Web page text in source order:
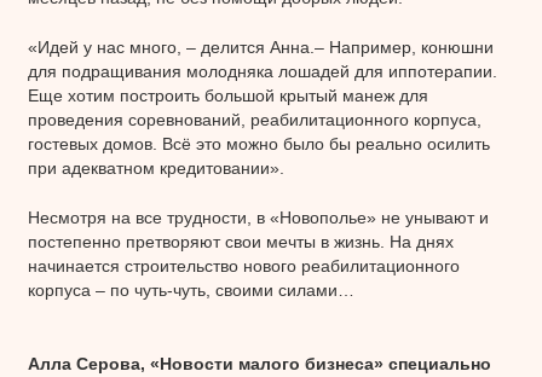
«Идей у нас много, – делится Анна.– Например, конюшни
для подращивания молодняка лошадей для иппотерапии.
Еще хотим построить большой крытый манеж для
проведения соревнований, реабилитационного корпуса,
гостевых домов. Всё это можно было бы реально осилить
при адекватном кредитовании».
Несмотря на все трудности, в «Новополье» не унывают и
постепенно претворяют свои мечты в жизнь. На днях
начинается строительство нового реабилитационного
корпуса – по чуть-чуть, своими силами…
Алла Серова, «Новости малого бизнеса» специально